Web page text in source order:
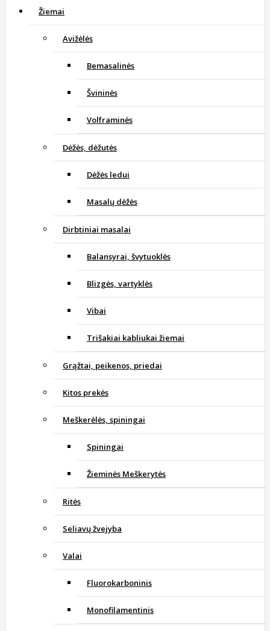
Žiemai
Avižėlės
Bemasalinės
Švininės
Volframinės
Dėžės, dėžutės
Dėžės ledui
Masalų dėžės
Dirbtiniai masalai
Balansyrai, švytuoklės
Blizgės, vartyklės
Vibai
Trišakiai kabliukai žiemai
Grąžtai, peikenos, priedai
Kitos prekės
Meškerėlės, spiningai
Spiningai
Žieminės Meškerytės
Ritės
Seliavų žvejyba
Valai
Fluorokarboninis
Monofilamentinis